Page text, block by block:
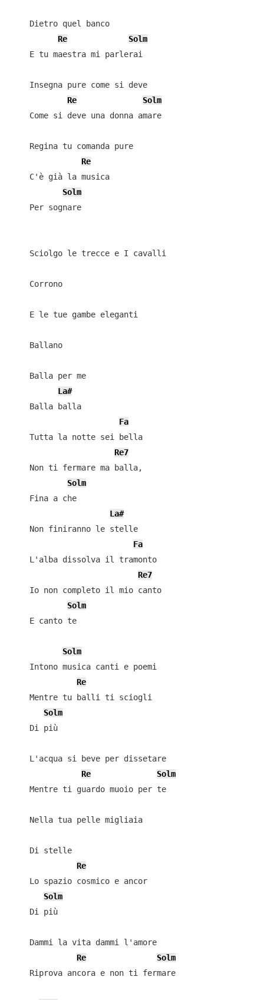
    Dietro quel banco
Re
Solm
    E tu maestra mi parlerai
    Insegna pure come si deve
Re
Solm
    Come si deve una donna amare
    Regina tu comanda pure
Re
    C'è già la musica
Solm
    Per sognare
    Sciolgo le trecce e I cavalli
    Corrono
    E le tue gambe eleganti
    Ballano
    Balla per me
La#
    Balla balla
Fa
    Tutta la notte sei bella
Re7
    Non ti fermare ma balla,
Solm
    Fina a che
La#
    Non finiranno le stelle
Fa
    L'alba dissolva il tramonto
Re7
    Io non completo il mio canto
Solm
    E canto te
Solm
    Intono musica canti e poemi
Re
    Mentre tu balli ti sciogli
Solm
    Di più
    L'acqua si beve per dissetare
Re
Solm
    Mentre ti guardo muoio per te
    Nella tua pelle migliaia
    Di stelle
Re
    Lo spazio cosmico e ancor
Solm
    Di più
    Dammi la vita dammi l'amore
Re
Solm
    Riprova ancora e non ti fermare